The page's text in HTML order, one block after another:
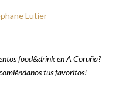
Lutier
food&drink en A Coruña?
tus favoritos!